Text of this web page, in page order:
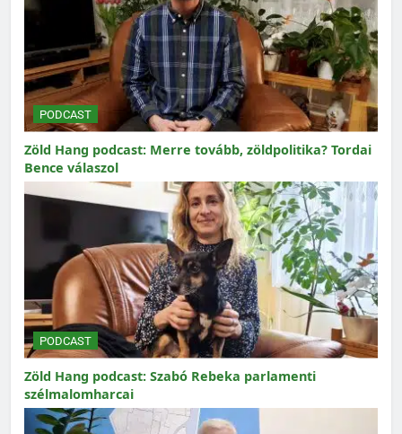
PODCAST
Zöld Hang podcast: Merre tovább, zöldpolitika? Tordai
Bence válaszol
PODCAST
Zöld Hang podcast: Szabó Rebeka parlamenti
szélmalomharcai